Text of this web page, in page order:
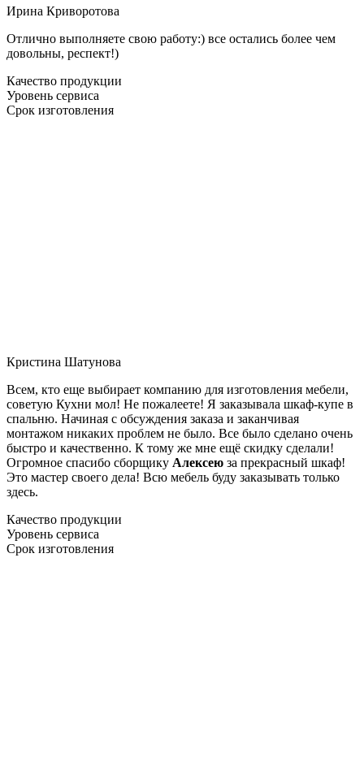
Ирина Криворотова
Отлично выполняете свою работу:) все остались более чем
довольны, респект!)
Качество продукции
Уровень сервиса
Срок изготовления
Кристина Шатунова
Всем, кто еще выбирает компанию для изготовления мебели,
советую Кухни мол! Не пожалеете! Я заказывала шкаф-купе в
спальню. Начиная с обсуждения заказа и заканчивая
монтажом никаких проблем не было. Все было сделано очень
быстро и качественно. К тому же мне ещё скидку сделали!
Огромное спасибо сборщику Алексею за прекрасный шкаф!
Это мастер своего дела! Всю мебель буду заказывать только
здесь.
Качество продукции
Уровень сервиса
Срок изготовления